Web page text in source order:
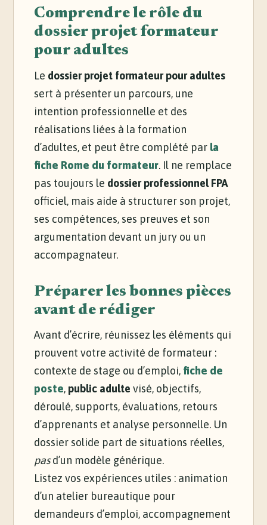
Comprendre le rôle du
dossier projet formateur
pour adultes
Le dossier projet formateur pour adultes
sert à présenter un parcours, une
intention professionnelle et des
réalisations liées à la formation
d’adultes, et peut être complété par la
fiche Rome du formateur. Il ne remplace
pas toujours le dossier professionnel FPA
officiel, mais aide à structurer son projet,
ses compétences, ses preuves et son
argumentation devant un jury ou un
accompagnateur.
Préparer les bonnes pièces
avant de rédiger
Avant d’écrire, réunissez les éléments qui
prouvent votre activité de formateur :
contexte de stage ou d’emploi, fiche de
poste, public adulte visé, objectifs,
déroulé, supports, évaluations, retours
d’apprenants et analyse personnelle. Un
dossier solide part de situations réelles,
pasd’un modèle générique.
Listez vos expériences utiles : animation
d’un atelier bureautique pour
demandeurs d’emploi, accompagnement